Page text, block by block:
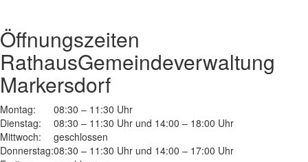
Öffnungszeiten
RathausGemeindeverwaltung
Markersdorf
Montag:
08:30 – 11:30 Uhr
Dienstag:
08:30 – 11:30 Uhr und 14:00 – 18:00 Uhr
Mittwoch:
geschlossen
Donnerstag:08:30 – 11:30 Uhr und 14:00 – 17:00 Uhr